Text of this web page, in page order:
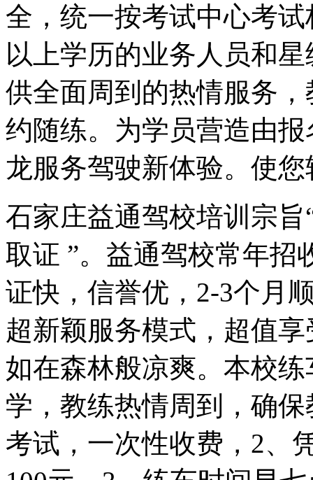
全，统一按考试中心考
以上学历的业务人员和
供全面周到的热情服务
约随练。为学员营造由
龙服务驾驶新体验。使
石家庄益通驾校培训宗
取证 ”。益通驾校常年招
证快，信誉优，2-3个月
超新颖服务模式，超值
如在森林般凉爽。本校
学，教练热情周到，确
考试，一次性收费，2、